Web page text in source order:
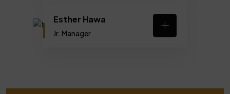
Esther Hawa
Jr. Manager